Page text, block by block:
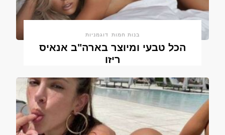
בנות חמות דוגמניות
הכל טבעי ומיוצר בארה"ב אנאיס
ריזו